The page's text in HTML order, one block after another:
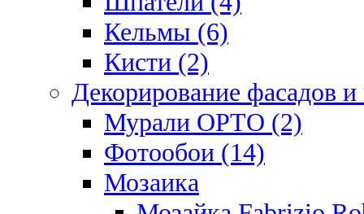
Кельмы (6)
Кисти (2)
Декорирование фасадов и
Мурали ОРТО (2)
Фотообои (14)
Мозаика